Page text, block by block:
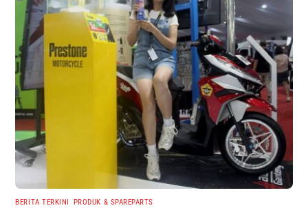
BERITA TERKINI PRODUK & SPAREPARTS